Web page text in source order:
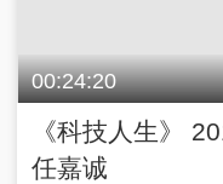
00:24:20
《科技人生》
任嘉诚